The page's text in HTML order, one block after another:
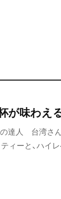
杯が味わ
達人 台湾さ
ィーと、ハイ